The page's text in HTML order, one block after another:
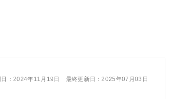
日：2024年11月19日 最終更新日：2025年07月03日